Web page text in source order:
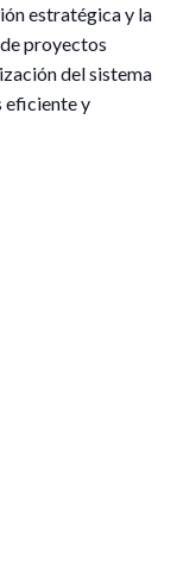
estratégica y la
proyectos
del sistema
eficiente y